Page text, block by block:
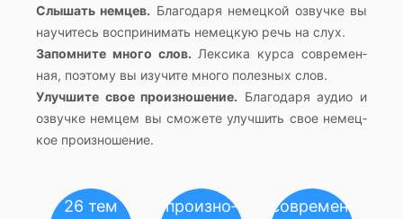
Слы­шать нем­цев. Бла­го­да­ря немец­кой озвуч­ке вы
на­учи­тесь вос­при­ни­мать немец­кую речь на слух.
За­пом­ни­те много слов. Лек­си­ка курса со­вре­мен­
ная, по­это­му вы изу­чи­те много по­лез­ных слов.
Улуч­ши­те свое про­из­но­ше­ние. Бла­го­да­ря аудио и
озвуч­ке нем­цем вы смо­же­те улуч­шить свое немец­
кое про­из­но­ше­ние.
26 тем
про­из­но­
со­вре­мен­